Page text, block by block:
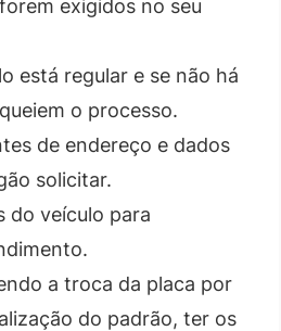
exigidos no seu
está regular e se não há
o processo.
de endereço e dados
solicitar.
do veículo para
a troca da placa por
do padrão, ter os